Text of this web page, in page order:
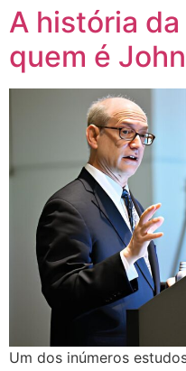
A história
quem é
Um dos inúmeros